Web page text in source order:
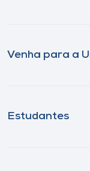
Venha para a
Estudantes